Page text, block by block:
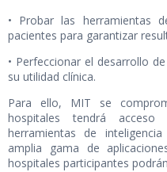
• Probar las herramientas
pacientes para garantizar
• Perfeccionar el desarrollo
su utilidad clínica.
Para ello, MIT se
hospitales tendrá
herramientas de
amplia gama de
hospitales participantes